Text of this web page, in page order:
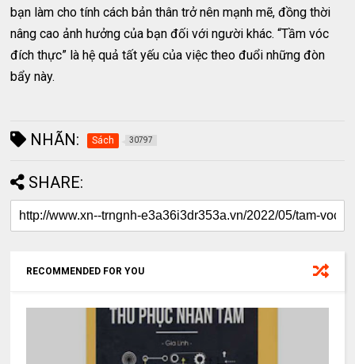
bạn làm cho tính cách bản thân trở nên mạnh mẽ, đồng thời
nâng cao ảnh hưởng của bạn đối với người khác. “Tầm vóc
đích thực” là hệ quả tất yếu của việc theo đuổi những đòn
bẩy này.
NHÃN: Sách 30797
SHARE:
RECOMMENDED FOR YOU